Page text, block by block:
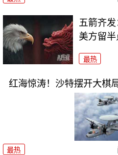
五箭齐
美方留
最热
红海惊涛！沙特摆开大棋
最热